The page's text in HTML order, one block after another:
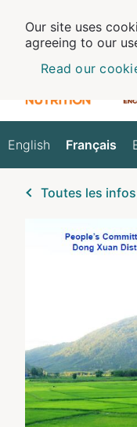
Français
English Français
Toutes les infos
Our site uses
agreeing to our
Read our